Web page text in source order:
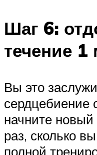
Шаг 6:
течение
Вы это
сердцебиение
начните новый
раз, сколько
полной